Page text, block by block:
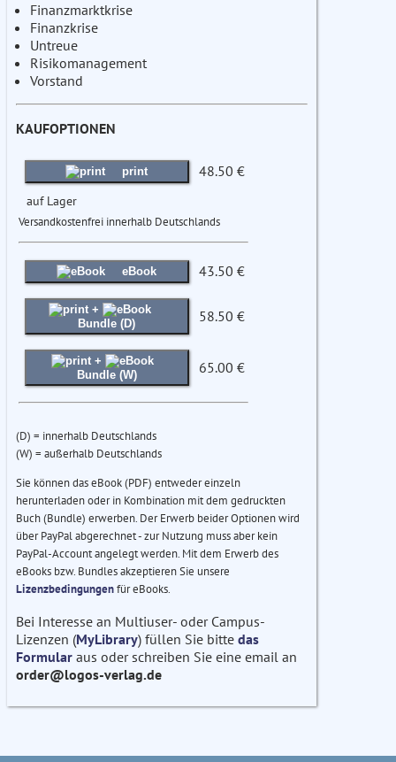
Finanzmarktkrise
Finanzkrise
Untreue
Risikomanagement
Vorstand
KAUFOPTIONEN
print 48.50 €
auf Lager
Versandkostenfrei innerhalb Deutschlands
eBook 43.50 €
+
Bundle (D)
58.50 €
+
Bundle (W)
65.00 €
(D) = innerhalb Deutschlands
(W) = außerhalb Deutschlands
Sie können das eBook (PDF) entweder einzeln
herunterladen oder in Kombination mit dem gedruckten
Buch (Bundle) erwerben. Der Erwerb beider Optionen wird
über PayPal abgerechnet - zur Nutzung muss aber kein
PayPal-Account angelegt werden. Mit dem Erwerb des
eBooks bzw. Bundles akzeptieren Sie unsere
Lizenzbedingungenfür eBooks.
Bei Interesse an Multiuser- oder Campus-
Lizenzen (MyLibrary) füllen Sie bitte das
Formular aus oder schreiben Sie eine email an
order@logos-verlag.de